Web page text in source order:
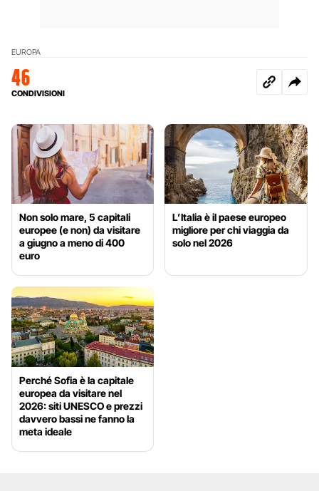
EUROPA
46
CONDIVISIONI
Non solo mare, 5 capitali
europee (e non) da visitare
a giugno a meno di 400
euro
L’Italia è il paese europeo
migliore per chi viaggia da
solo nel 2026
Perché Sofia è la capitale
europea da visitare nel
2026: siti UNESCO e prezzi
davvero bassi ne fanno la
meta ideale